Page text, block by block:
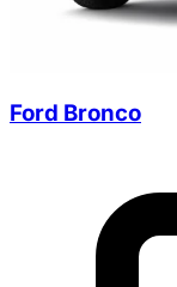
Ford Bronco